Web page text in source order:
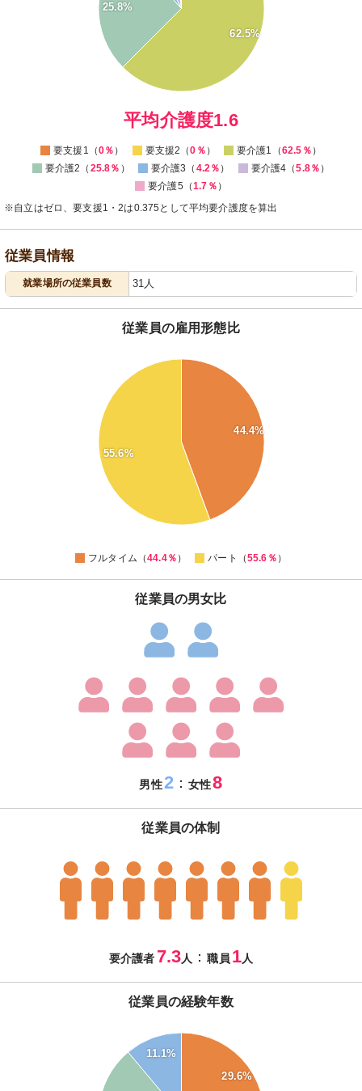
62.5%
25.8%
0
平均介護度1.6
要支援1（0％ ） 要支援2（0％ ） 要介護1（62.5％ ）
要介護2（ 25.8％ ） 要介護3（ 4.2％ ） 要介護4（5.8％ ）
要介護5（1.7％ ）
※自立はゼロ、要支援1・2は0.375として平均要介護度を算出
従業員情報
就業場所の従業員数 31人
従業員の雇用形態比
44.4%
55.6%
フルタイム（44.4％ ） パート（55.6％ ）
従業員の男女比
男性2：女性8
従業員の体制
要介護者 7.3人 ：職員 1人
従業員の経験年数
29.6%
11.1%